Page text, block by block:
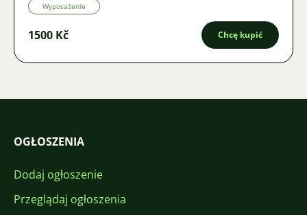
Wyposażenie
1500 Kč Chcę kupić
OGŁOSZENIA
Dodaj ogłoszenie
Przeglądaj ogłoszenia